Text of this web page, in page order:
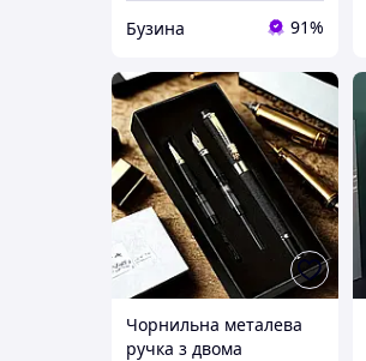
Бузина 91%
Чорнильна металева
ручка з двома